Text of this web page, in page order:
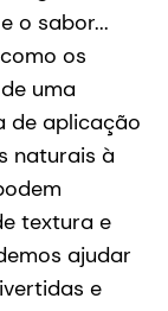
o sabor...
os
uma
de aplicação
naturais à
textura e
ajudar
e